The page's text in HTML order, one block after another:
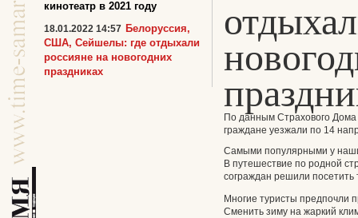
По данным Страхового Дома
граждане уезжали по 14
Самыми популярными у
В путешествие по родной
сограждан решили
Многие туристы предпочли
Сменить зиму на жаркий
кинотеатр в 2021 году
18.01.2022 14:57 Белоруссия,
США, Сейшелы: где отдыхали
россияне на новогодних
праздниках